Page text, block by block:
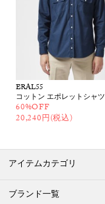
ERAL55
コットン エポレットシャツ
60%OFF
20,240円(税込)
アイテムカテゴリ
ブランド一覧